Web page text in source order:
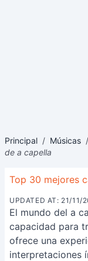
Principal / Músicas /
de a capella
Top 30 mejores
UPDATED AT: 21/11/
El mundo del a
capacidad para
ofrece una
interpretaciones